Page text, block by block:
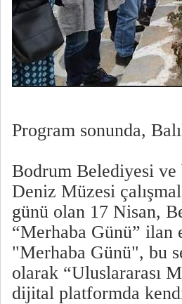
Program sonunda,
Bodrum Belediyesi
Deniz Müzesi
günü olan 17 Nisan,
“Merhaba Günü”
"Merhaba Günü", bu
olarak “Uluslararası
dijital platformda